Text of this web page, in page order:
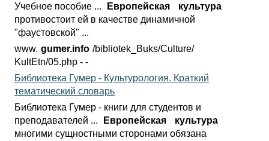
Учебное пособие ...
Европейская
культура
противостоит ей в качестве динамичной
"фаустовской" ...
www. gumer.info /bibliotek_Buks/Culture/
KultEtn/05.php - -
Библиотека Гумер - Культурология. Краткий
тематический словарь
Библиотека Гумер - книги для студентов и
преподавателей ...
Европейская
культура
многими сущностными сторонами обязана